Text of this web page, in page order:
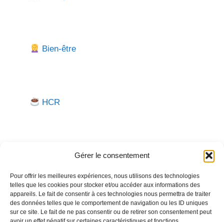
Gérer le consentement
Pour offrir les meilleures expériences, nous utilisons des technologies
telles que les cookies pour stocker et/ou accéder aux informations des
appareils. Le fait de consentir à ces technologies nous permettra de traiter
des données telles que le comportement de navigation ou les ID uniques
sur ce site. Le fait de ne pas consentir ou de retirer son consentement peut
Bien-être
HCR
Besoin d'aide pour créer ou gérer votre entreprise ?
Un expert vous répond.